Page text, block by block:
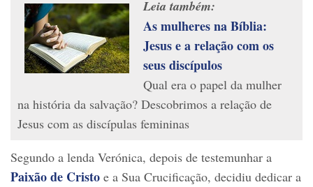
Leia também:
As mulheres na Bíblia:
Jesus e a relação com os
seus discípulos
Qual era o papel da mulher
na história da salvação? Descobrimos a relação de
Jesus com as discípulas femininas
Segundo a lenda Verónica, depois de testemunhar a
Paixão de Cristo e a Sua Crucificação, decidiu dedicar a